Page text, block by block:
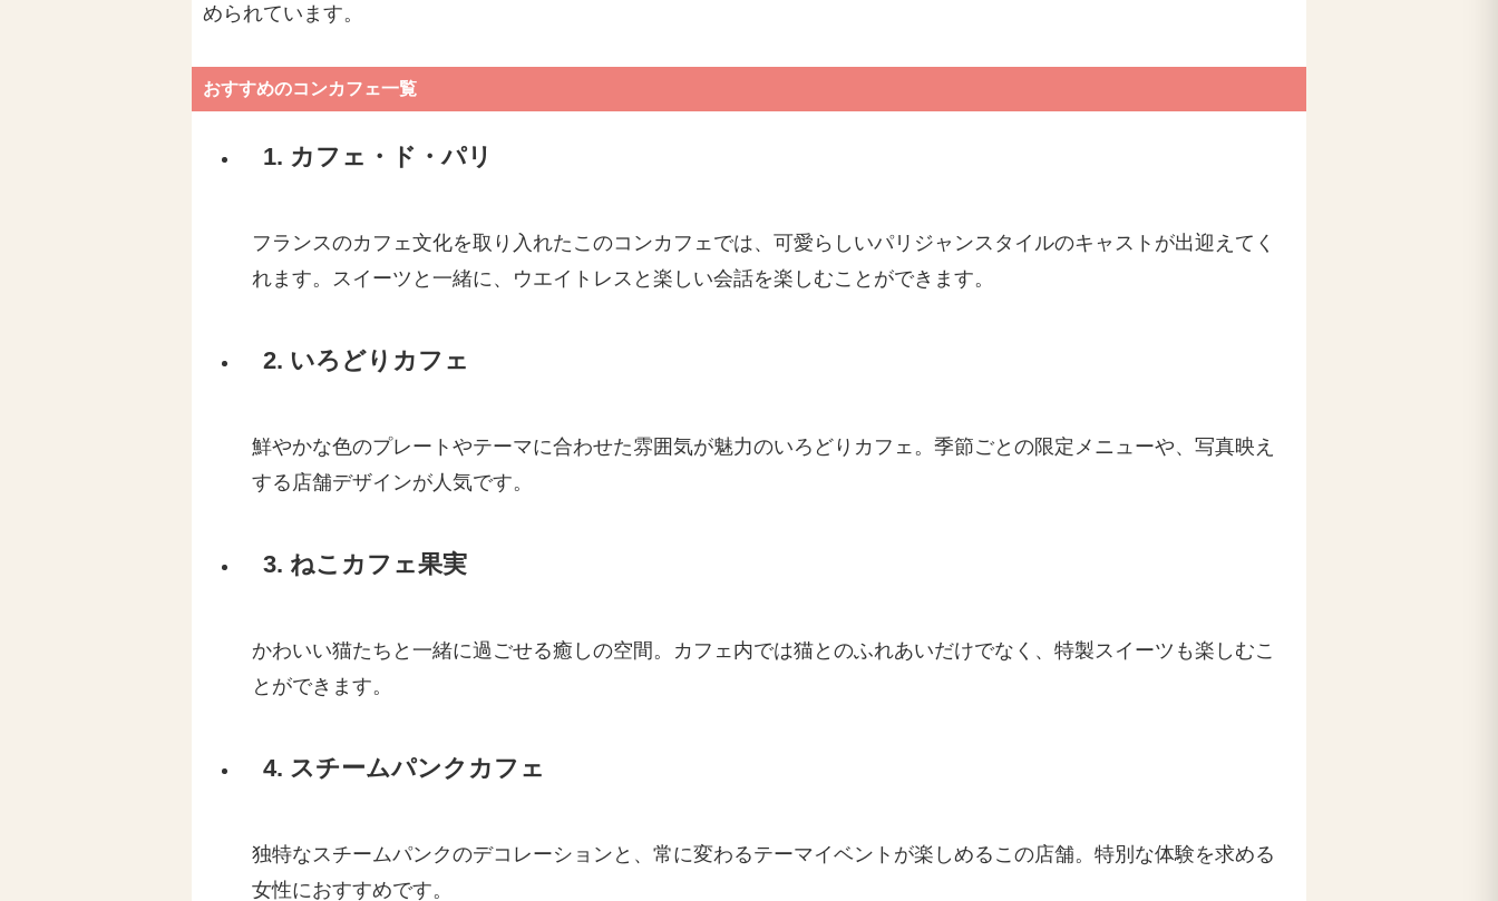
められています。
おすすめのコンカフェ一覧
1. カフェ・ド・パリ
フランスのカフェ文化を取り入れたこのコンカフェでは、可愛らしいパリジャンスタイルのキャストが出迎えてく
れます。スイーツと一緒に、ウエイトレスと楽しい会話を楽しむことができます。
2. いろどりカフェ
鮮やかな色のプレートやテーマに合わせた雰囲気が魅力のいろどりカフェ。季節ごとの限定メニューや、写真映え
する店舗デザインが人気です。
3. ねこカフェ果実
かわいい猫たちと一緒に過ごせる癒しの空間。カフェ内では猫とのふれあいだけでなく、特製スイーツも楽しむこ
とができます。
4. スチームパンクカフェ
独特なスチームパンクのデコレーションと、常に変わるテーマイベントが楽しめるこの店舗。特別な体験を求める
女性におすすめです。